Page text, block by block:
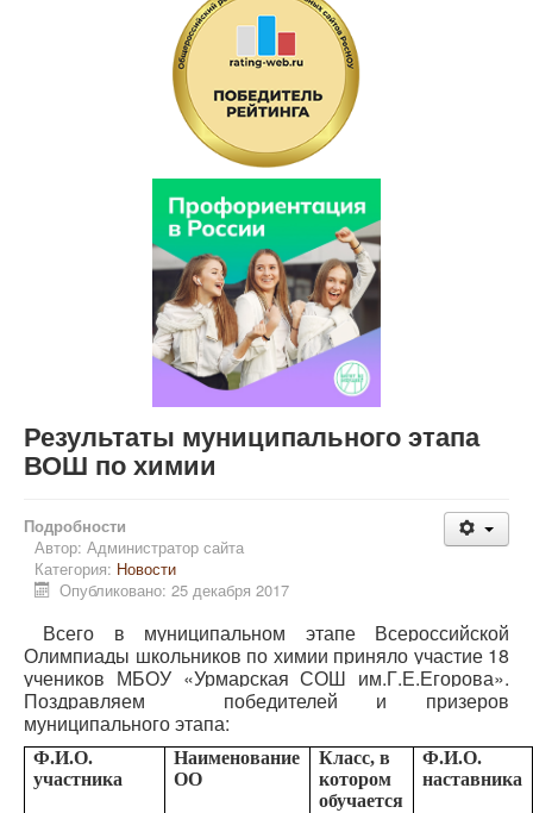
Результаты муниципального этапа
ВОШ по химии
Подробности
Автор: Администратор сайта
Категория: Новости
Опубликовано: 25 декабря 2017
Всего в муниципальном этапе Всероссийской
Олимпиады школьников по химии приняло участие 18
учеников МБОУ «Урмарская СОШ им.Г.Е.Егорова».
Поздравляем победителей и призеров
муниципального этапа:
Ф.И.О.
участника
Наименование
ОО
Класс, в
котором
обучается
Ф.И.О.
наставника